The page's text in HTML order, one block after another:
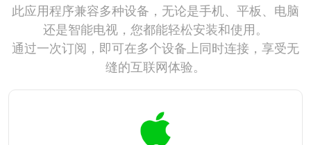
此应用程序兼容多种设备，无论是手机、平板、电脑
还是智能电视，您都能轻松安装和使用。
通过一次订阅，即可在多个设备上同时连接，享受无
缝的互联网体验。